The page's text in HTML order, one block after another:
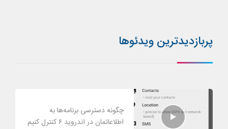
پربازدیدترین ویدئوها
چگونه دسترسی برنامه‌ها به
اطلاعاتمان در اندروید ۶ کنترل کنیم